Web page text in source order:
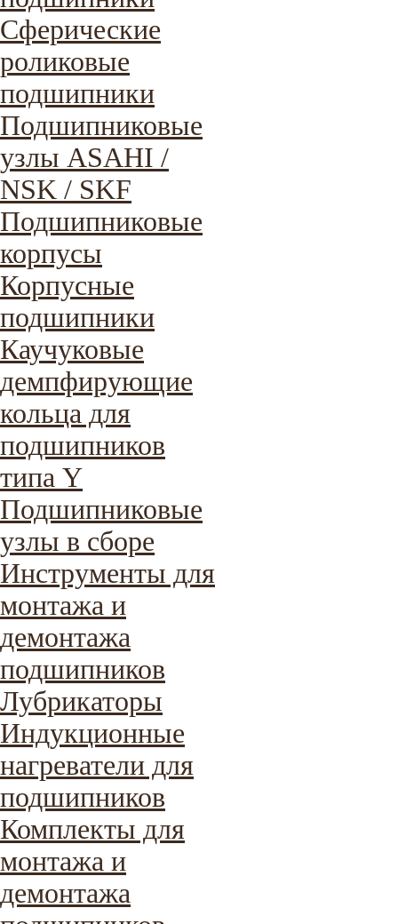
Сферические
роликовые
подшипники
Подшипниковые
узлы ASAHI /
NSK / SKF
Подшипниковые
корпусы
Корпусные
подшипники
Каучуковые
демпфирующие
кольца для
подшипников
типа Y
Подшипниковые
узлы в сборе
Инструменты для
монтажа и
демонтажа
подшипников
Лубрикаторы
Индукционные
нагреватели для
подшипников
Комплекты для
монтажа и
демонтажа